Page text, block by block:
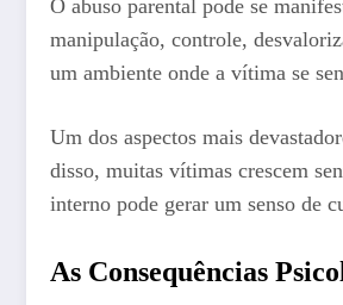
O abuso parental pode se
manipulação, controle,
um ambiente onde a vítima se
Um dos aspectos mais
disso, muitas vítimas crescem
interno pode gerar um senso de
As Consequências